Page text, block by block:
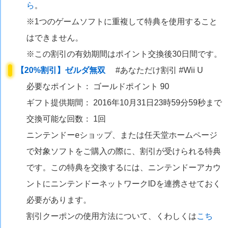
ら 。
※1つのゲームソフトに重複して特典を使用すること
はできません。
※この割引の有効期間はポイント交換後30日間です。
【20%割引】ゼルダ無双
#あなただけ割引 #Wii U
必要なポイント： ゴールドポイント 90
ギフト提供期間： 2016年10月31日23時59分59秒まで
交換可能な回数： 1回
ニンテンドーeショップ、または任天堂ホームページ
で対象ソフトをご購入の際に、割引が受けられる特典
です。この特典を交換するには、ニンテンドーアカウ
ントにニンテンドーネットワークIDを連携させておく
必要があります。
割引クーポンの使用方法について、くわしくはこち